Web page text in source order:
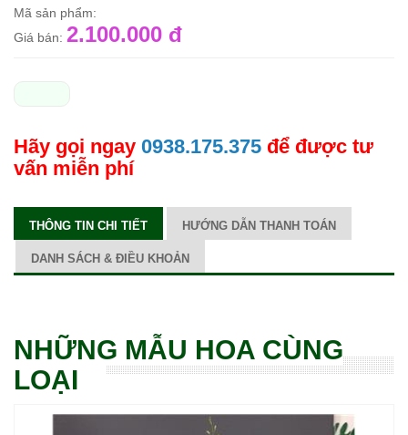
Mã sản phẩm:
Giá bán: 2.100.000 đ
Hãy gọi ngay 0938.175.375 để được tư
vấn miễn phí
THÔNG TIN CHI TIẾT HƯỚNG DẪN THANH TOÁN
DANH SÁCH & ĐIỀU KHOẢN
NHỮNG MẪU HOA CÙNG
LOẠI